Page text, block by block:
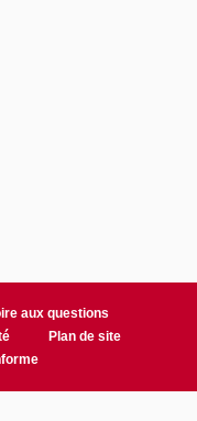
aux questions
Plan de site